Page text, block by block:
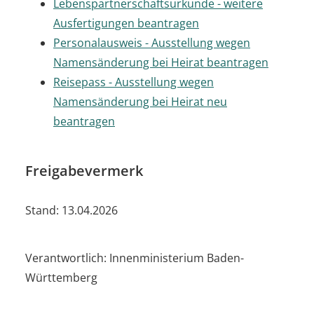
Lebenspartnerschaftsurkunde - weitere
Ausfertigungen beantragen
Personalausweis - Ausstellung wegen
Namensänderung bei Heirat beantragen
Reisepass - Ausstellung wegen
Namensänderung bei Heirat neu
beantragen
Freigabevermerk
Stand: 13.04.2026
Verantwortlich: Innenministerium Baden-
Württemberg